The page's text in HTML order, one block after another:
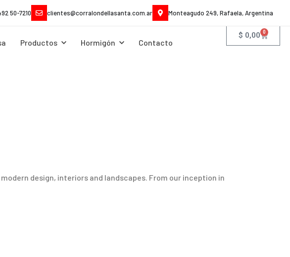
50-7210 clientes@corralondellasanta.com.ar Monteagudo 249, Rafaela, Argentina
Productos Hormigón Contacto
$ 0,00 0
design, interiors and landscapes. From our inception in